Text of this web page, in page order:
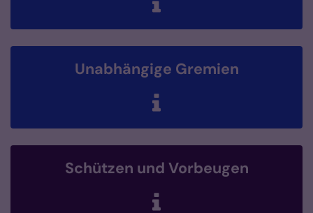
Unabhängige Gremien
Schützen und Vorbeugen